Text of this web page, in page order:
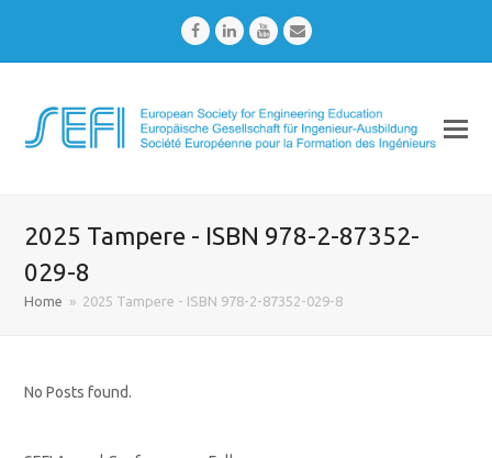
FacebookLinkedInYoutubeEmail
2025 Tampere - ISBN 978-2-87352-
029-8
Home » 2025 Tampere - ISBN 978-2-87352-029-8
No Posts found.